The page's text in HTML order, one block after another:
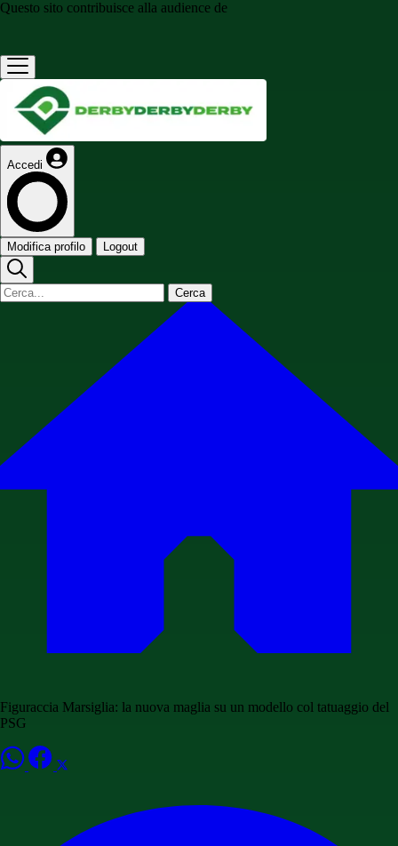
Questo sito contribuisce alla audience de
Accedi
Modifica profilo Logout
Cerca
Figuraccia Marsiglia: la nuova maglia su un modello col tatuaggio del
PSG